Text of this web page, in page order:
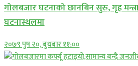
गोलबजार घटनाको छानबिन सुरु, गृह
घटनास्थलमा
२०७९ पुष २०, बुधबार ११:००